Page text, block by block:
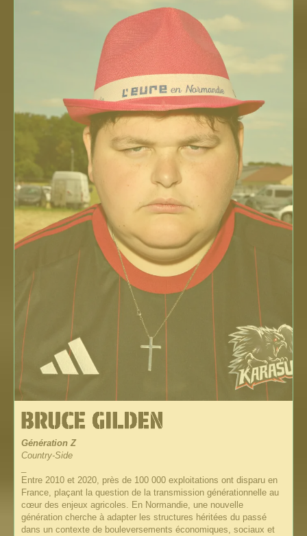
Génération Z
Country-Side
Entre 2010 et 2020, près de 100 000 exploitations ont disparu en
France, plaçant la question de la transmission générationnelle au
cœur des enjeux agricoles. En Normandie, une nouvelle
génération cherche à adapter les structures héritées du passé
dans un contexte de bouleversements économiques, sociaux et